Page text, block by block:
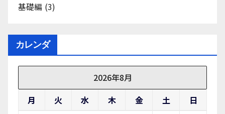
基礎編 (3)
カレンダ
2026年8月
月
火 水 木 金 土
日